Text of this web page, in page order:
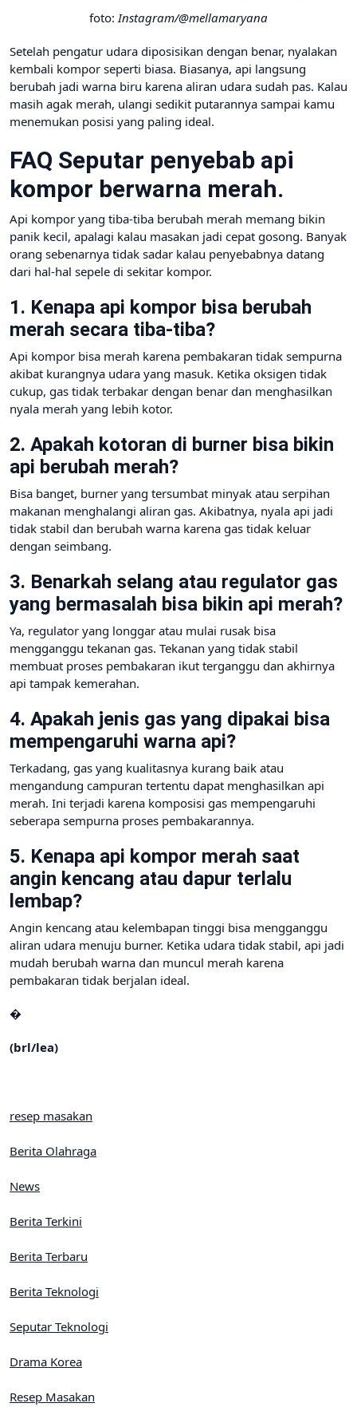
foto:Instagram/@mellamaryana
Setelah pengatur udara diposisikan dengan benar, nyalakan
kembali kompor seperti biasa. Biasanya, api langsung
berubah jadi warna biru karena aliran udara sudah pas. Kalau
masih agak merah, ulangi sedikit putarannya sampai kamu
menemukan posisi yang paling ideal.
FAQ Seputar penyebab api
kompor berwarna merah.
Api kompor yang tiba-tiba berubah merah memang bikin
panik kecil, apalagi kalau masakan jadi cepat gosong. Banyak
orang sebenarnya tidak sadar kalau penyebabnya datang
dari hal-hal sepele di sekitar kompor.
1. Kenapa api kompor bisa berubah
merah secara tiba-tiba?
Api kompor bisa merah karena pembakaran tidak sempurna
akibat kurangnya udara yang masuk. Ketika oksigen tidak
cukup, gas tidak terbakar dengan benar dan menghasilkan
nyala merah yang lebih kotor.
2. Apakah kotoran di burner bisa bikin
api berubah merah?
Bisa banget, burner yang tersumbat minyak atau serpihan
makanan menghalangi aliran gas. Akibatnya, nyala api jadi
tidak stabil dan berubah warna karena gas tidak keluar
dengan seimbang.
3. Benarkah selang atau regulator gas
yang bermasalah bisa bikin api merah?
Ya, regulator yang longgar atau mulai rusak bisa
mengganggu tekanan gas. Tekanan yang tidak stabil
membuat proses pembakaran ikut terganggu dan akhirnya
api tampak kemerahan.
4. Apakah jenis gas yang dipakai bisa
mempengaruhi warna api?
Terkadang, gas yang kualitasnya kurang baik atau
mengandung campuran tertentu dapat menghasilkan api
merah. Ini terjadi karena komposisi gas mempengaruhi
seberapa sempurna proses pembakarannya.
5. Kenapa api kompor merah saat
angin kencang atau dapur terlalu
lembap?
Angin kencang atau kelembapan tinggi bisa mengganggu
aliran udara menuju burner. Ketika udara tidak stabil, api jadi
mudah berubah warna dan muncul merah karena
pembakaran tidak berjalan ideal.
�
(brl/lea)
resep masakan
Berita Olahraga
News
Berita Terkini
Berita Terbaru
Berita Teknologi
Seputar Teknologi
Drama Korea
Resep Masakan